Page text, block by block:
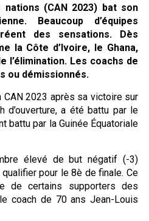
nations (CAN 2023) bat son
Beaucoup d’équipes
des sensations. Dès
la Côte d’Ivoire, le Ghana,
l’élimination. Les coachs de
ou démissionnés.
2023 après sa victoire sur
d’ouverture, a été battu par le
battu par la Guinée Équatoriale
élevé de but négatif (-3)
pour le 8è de finale. Ce
de certains supporters des
coach de 70 ans Jean-Louis